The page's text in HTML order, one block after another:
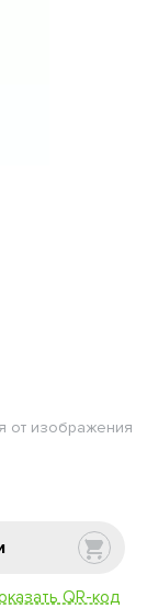
от изображения
QR-код